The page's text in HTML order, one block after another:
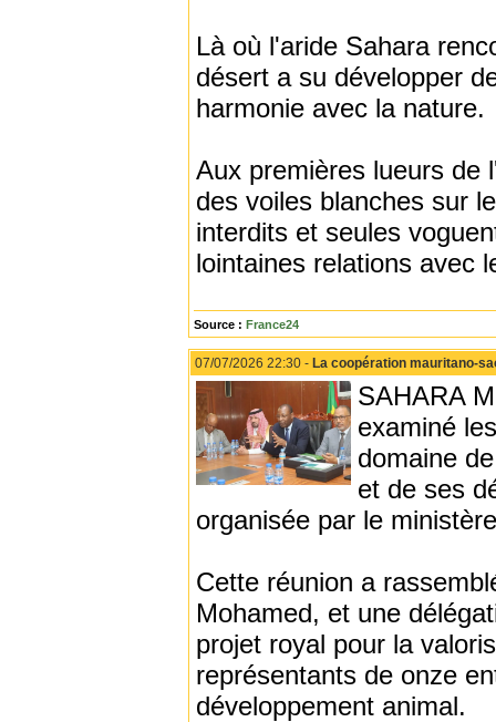
Là où l'aride Sahara
désert a su développer
harmonie avec la nature.
Aux premières lueurs de
des voiles blanches sur
interdits et seules
lointaines relations avec
Source : France24
07/07/2026 22:30 - La coopération mauritano-
SAHARA
examiné
domaine
et de ses
organisée par le
Cette réunion a
Mohamed, et une
projet royal pour la
représentants de onze
développement animal.